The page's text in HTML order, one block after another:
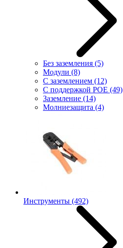
Без заземления (5)
Модули (8)
С заземлением (12)
С поддержкой POE (49)
Заземление (14)
Молниезащита (4)
Инструменты (492)